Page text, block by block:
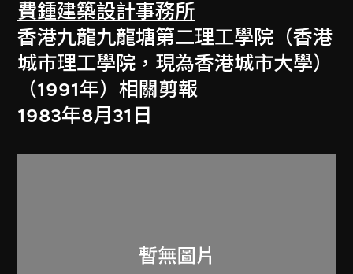
費鍾建築設計事務所
香港九龍九龍塘第二理工學院（香港
城市理工學院，現為香港城市大學）
（1991年）相關剪報
1983年8月31日